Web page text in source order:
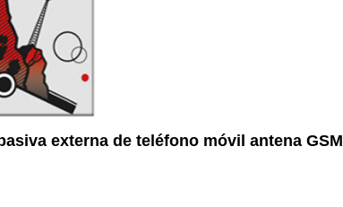
externa de teléfono móvil antena GSM